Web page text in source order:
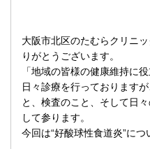
大阪市北区のたむらクリニ
りがとうございます。
「地域の皆様の健康維持に
日々診療を行っております
と、検査のこと、そして日
して参ります。
今回は“好酸球性食道炎”につ